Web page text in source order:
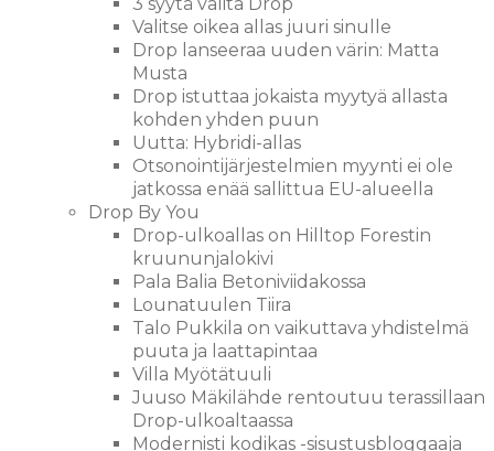
Valitse oikea allas juuri sinulle
Drop lanseeraa uuden värin: Matta
Musta
Drop istuttaa jokaista myytyä allasta
kohden yhden puun
Uutta: Hybridi-allas
Otsonointijärjestelmien myynti ei ole
jatkossa enää sallittua EU-alueella
Drop By You
Drop-ulkoallas on Hilltop Forestin
kruununjalokivi
Pala Balia Betoniviidakossa
Lounatuulen Tiira
Talo Pukkila on vaikuttava yhdistelmä
puuta ja laattapintaa
Villa Myötätuuli
Juuso Mäkilähde rentoutuu terassillaan
Drop-ulkoaltaassa
Modernisti kodikas -sisustusbloggaaja